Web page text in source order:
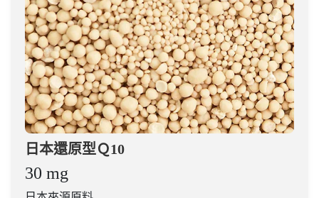
日本還原型Ｑ10
30 mg